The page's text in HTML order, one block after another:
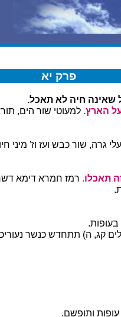
פרק יא
שאינה חיה לא תאכל.
הארץ. למעוטי שור הים,
גרה, שור כבש ועז וז' מיני
תאכלו. רמז חמרא דימא
קג, ה) תתחדש כנשר
ותופשם.